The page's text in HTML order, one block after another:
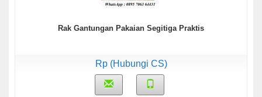
Rak Gantungan Pakaian Segitiga Praktis
Rp (Hubungi CS)